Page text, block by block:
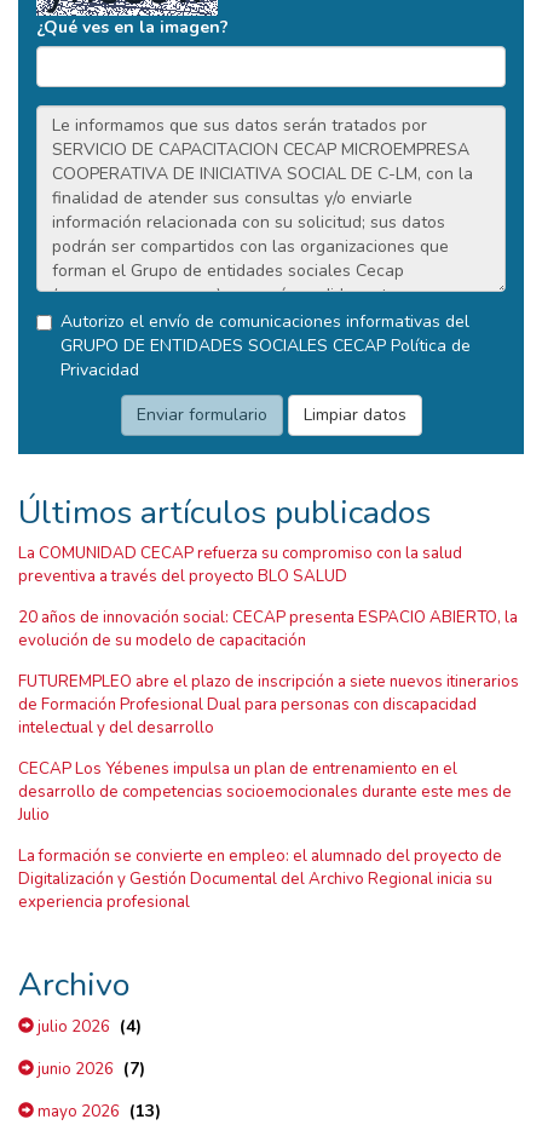
¿Qué ves en la imagen?
Autorizo el envío de comunicaciones informativas del
GRUPO DE ENTIDADES SOCIALES CECAP Política de
Privacidad
Últimos artículos publicados
La COMUNIDAD CECAP refuerza su compromiso con la salud
preventiva a través del proyecto BLO SALUD
20 años de innovación social: CECAP presenta ESPACIO ABIERTO, la
evolución de su modelo de capacitación
FUTUREMPLEO abre el plazo de inscripción a siete nuevos itinerarios
de Formación Profesional Dual para personas con discapacidad
intelectual y del desarrollo
CECAP Los Yébenes impulsa un plan de entrenamiento en el
desarrollo de competencias socioemocionales durante este mes de
Julio
La formación se convierte en empleo: el alumnado del proyecto de
Digitalización y Gestión Documental del Archivo Regional inicia su
experiencia profesional
Archivo
julio 2026 (4)
junio 2026 (7)
mayo 2026 (13)